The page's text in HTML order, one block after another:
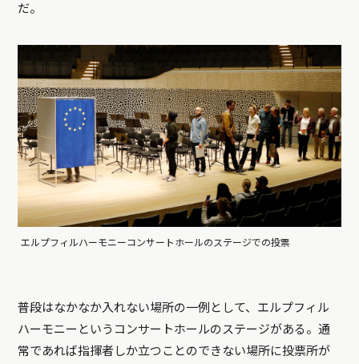
だ。
エルプフィルハーモニーコンサートホールのステージでの投票
普段はなかなか入れない場所の一例として、エルプフィル
ハーモニーというコンサートホールのステージがある。通
常であれば指揮者しか立つことのできない場所に投票所が